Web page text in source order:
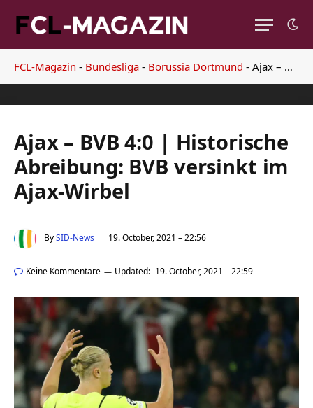
FCL-Magazin - Bundesliga - Borussia Dortmund - Ajax – BVB 4:0 | Historische Abreibung: BVB versinkt im Ajax-Wirbel
Ajax – BVB 4:0 | Historische
Abreibung: BVB versinkt im
Ajax-Wirbel
BySID-News 19. October, 2021 – 22:56
Keine Kommentare Updated: 19. October, 2021 – 22:59